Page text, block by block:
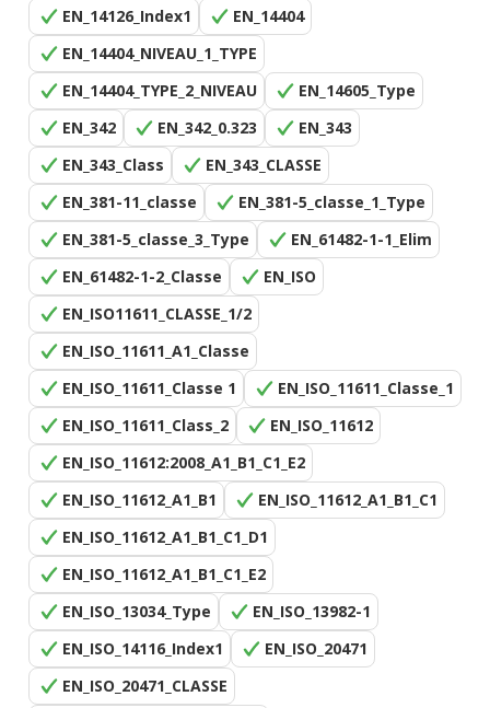
EN_14126_Index1
EN_14404
EN_14404_NIVEAU_1_TYPE
EN_14404_TYPE_2_NIVEAU
EN_14605_Type
EN_342
EN_342_0.323
EN_343
EN_343_Class
EN_343_CLASSE
EN_381-11_classe
EN_381-5_classe_1_Type
EN_381-5_classe_3_Type
EN_61482-1-1_Elim
EN_61482-1-2_Classe
EN_ISO
EN_ISO11611_CLASSE_1/2
EN_ISO_11611_A1_Classe
EN_ISO_11611_Classe 1
EN_ISO_11611_Classe_1
EN_ISO_11611_Class_2
EN_ISO_11612
EN_ISO_11612:2008_A1_B1_C1_E2
EN_ISO_11612_A1_B1
EN_ISO_11612_A1_B1_C1
EN_ISO_11612_A1_B1_C1_D1
EN_ISO_11612_A1_B1_C1_E2
EN_ISO_13034_Type
EN_ISO_13982-1
EN_ISO_14116_Index1
EN_ISO_20471
EN_ISO_20471_CLASSE